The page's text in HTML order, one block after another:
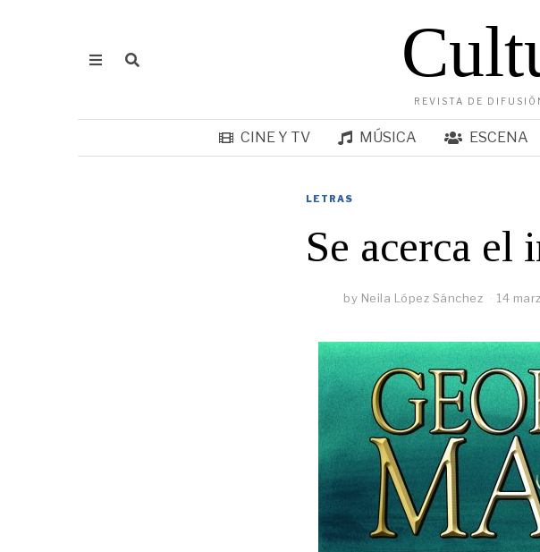
REVISTA DE
CINE Y TV MÚSICA ESCENA
LETRAS
Se acerca el
by Neila López Sánchez 14